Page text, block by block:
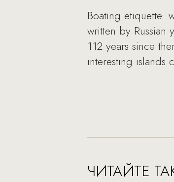
Boating etiquette:
written by Russian
112 years since
interesting islands
ЧИТАЙТЕ